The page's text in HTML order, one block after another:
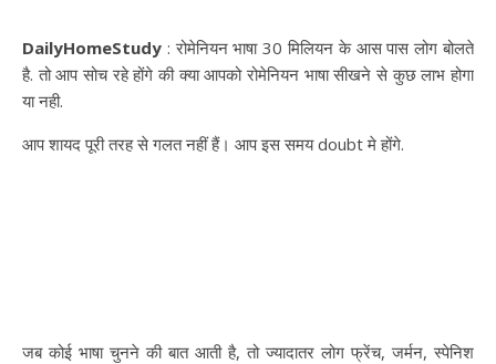
DailyHomeStudy : रोमेनियन भाषा 30 मिलियन के आस पास लोग बोलते
है. तो आप सोच रहे होंगे की क्या आपको रोमेनियन भाषा सीखने से कुछ लाभ होगा
या नही.
आप शायद पूरी तरह से गलत नहीं हैं। आप इस समय doubt मे होंगे.
जब कोई भाषा चुनने की बात आती है, तो ज्यादातर लोग फ्रेंच, जर्मन, स्पेनिश